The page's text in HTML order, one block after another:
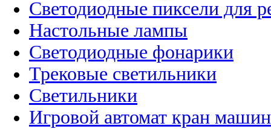
Светодиодные пиксели для
Настольные лампы
Светодиодные фонарики
Трековые светильники
Светильники
Игровой автомат кран